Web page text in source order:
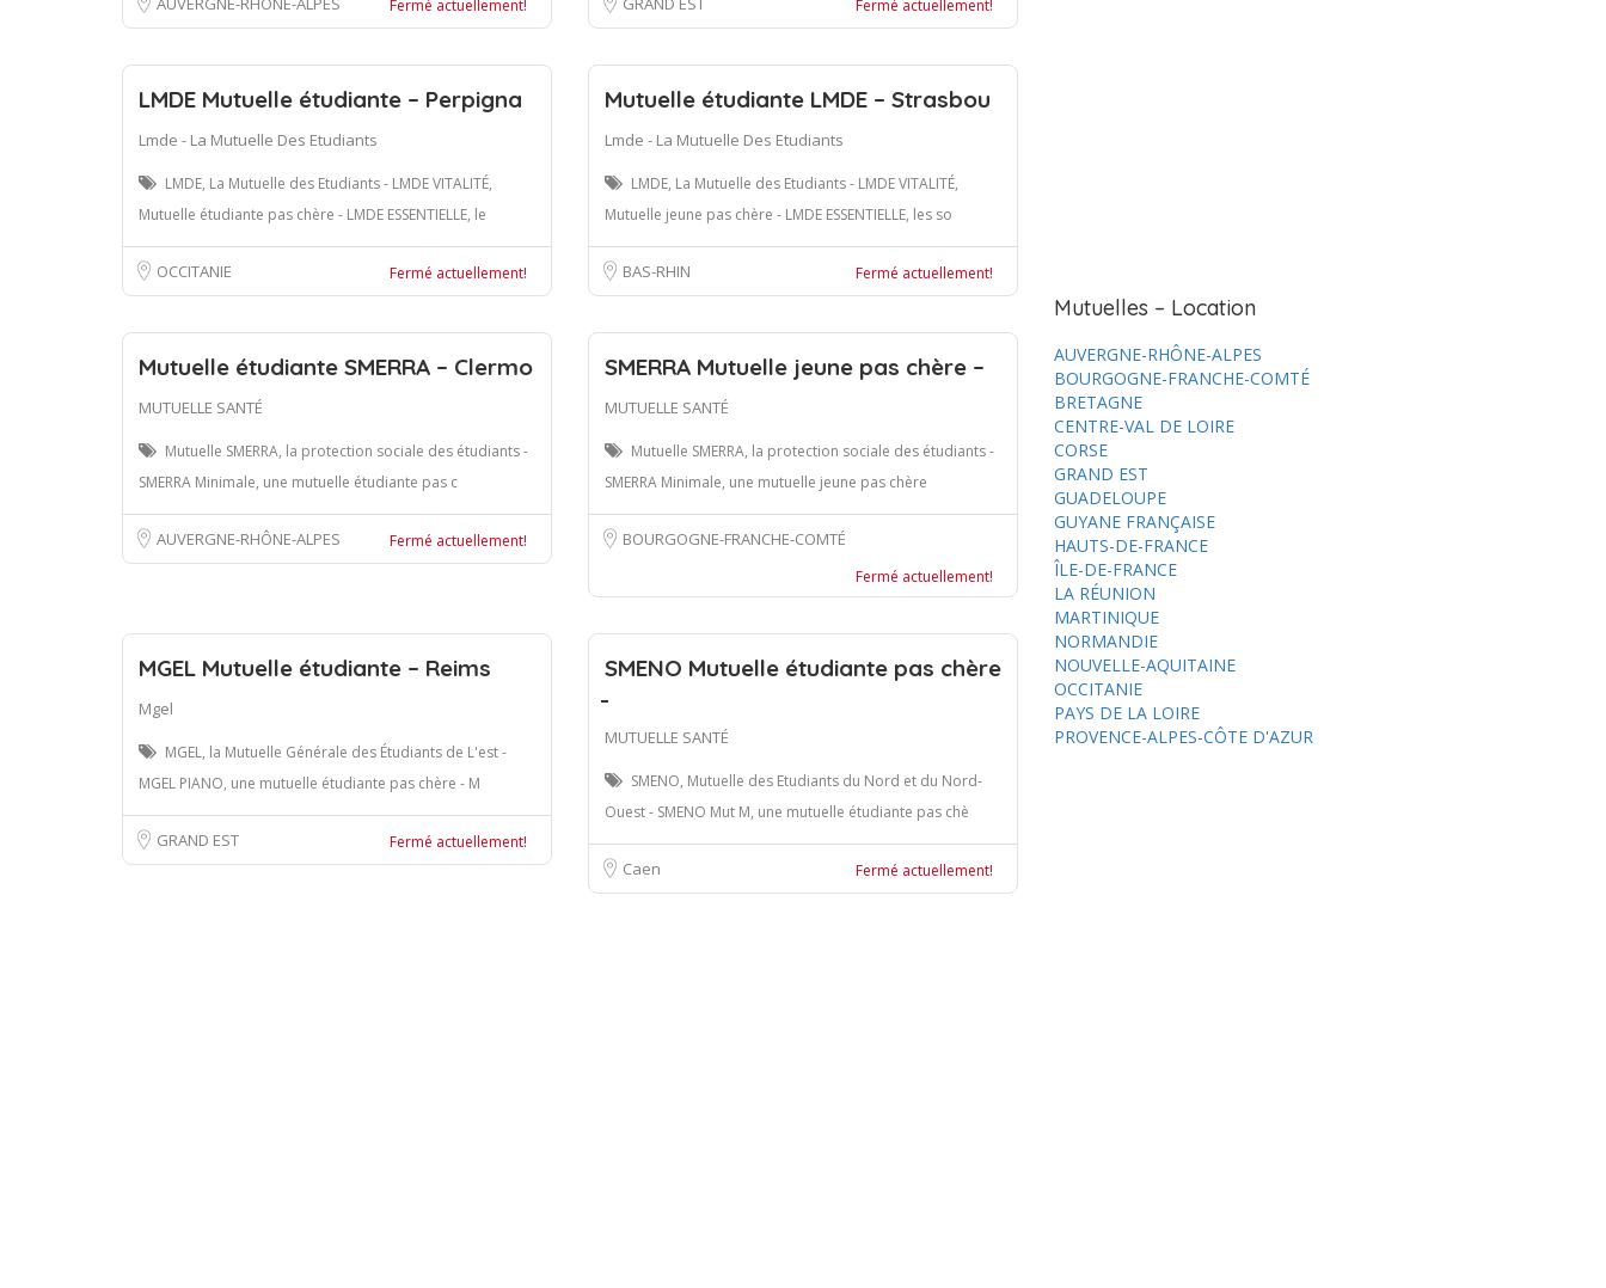
Fermé actuellement! Fermé actuellement!
LMDE Mutuelle étudiante – Perpigna
Lmde - La Mutuelle Des Etudiants
LMDE, La Mutuelle des Etudiants - LMDE VITALITÉ,
Mutuelle étudiante pas chère - LMDE ESSENTIELLE, le
OCCITANIE Fermé actuellement!
Mutuelle étudiante LMDE – Strasbou
Lmde - La Mutuelle Des Etudiants
LMDE, La Mutuelle des Etudiants - LMDE VITALITÉ,
Mutuelle jeune pas chère - LMDE ESSENTIELLE, les so
BAS-RHIN Fermé actuellement!
Mutuelle étudiante SMERRA – Clermo
MUTUELLE SANTÉ
Mutuelle SMERRA, la protection sociale des étudiants -
SMERRA Minimale, une mutuelle étudiante pas c
AUVERGNE-RHÔNE-ALPES Fermé actuellement!
SMERRA Mutuelle jeune pas chère –
MUTUELLE SANTÉ
Mutuelle SMERRA, la protection sociale des étudiants -
SMERRA Minimale, une mutuelle jeune pas chère
BOURGOGNE-FRANCHE-COMTÉ
Fermé actuellement!
MGEL Mutuelle étudiante – Reims
Mgel
MGEL, la Mutuelle Générale des Étudiants de L'est -
MGEL PIANO, une mutuelle étudiante pas chère - M
GRAND EST Fermé actuellement!
SMENO Mutuelle étudiante pas chère
MUTUELLE SANTÉ
SMENO, Mutuelle des Etudiants du Nord et du Nord-
Ouest - SMENO Mut M, une mutuelle étudiante pas chè
Caen Fermé actuellement!
Mutuelles – Location
AUVERGNE-RHÔNE-ALPES
BOURGOGNE-FRANCHE-COMTÉ
BRETAGNE
CENTRE-VAL DE LOIRE
CORSE
GRAND EST
GUADELOUPE
GUYANE FRANÇAISE
HAUTS-DE-FRANCE
ÎLE-DE-FRANCE
LA RÉUNION
MARTINIQUE
NORMANDIE
NOUVELLE-AQUITAINE
OCCITANIE
PAYS DE LA LOIRE
PROVENCE-ALPES-CÔTE D'AZUR